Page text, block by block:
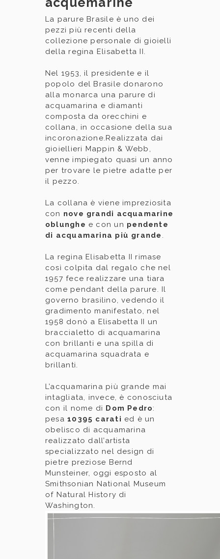
La parure Brasile è uno dei
pezzi più recenti della
collezione personale di gioielli
della regina Elisabetta II.
Nel 1953, il presidente e il
popolo del Brasile donarono
alla monarca una parure di
acquamarina e diamanti
composta da orecchini e
collana, in occasione della sua
incoronazione.Realizzata dai
gioiellieri Mappin & Webb ,
venne impiegato quasi un anno
per trovare le pietre adatte per
il pezzo.
La collana è viene impreziosita
con nove grandi acquamarine
oblunghe e con un pendente
di acquamarina più grande .
La regina Elisabetta II rimase
così colpita dal regalo che nel
1957 fece realizzare una tiara
come pendant della parure. Il
governo brasilino, vedendo il
gradimento manifestato, nel
1958 donò a Elisabetta II un
braccialetto di acquamarina
con brillanti e una spilla di
acquamarina squadrata e
brillanti.
L’acquamarina più grande mai
intagliata, invece, è conosciuta
con il nome di Dom Pedro:
pesa10395 carati ed è un
obelisco di acquamarina
realizzato dall’artista
specializzato nel design di
pietre preziose Bernd
Munsteiner, oggi esposto al
Smithsonian National Museum
of Natural History di
Washington.